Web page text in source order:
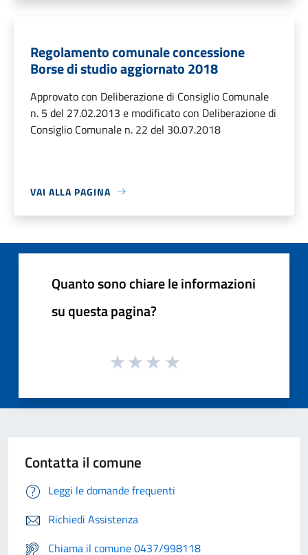
Regolamento comunale concessione
Borse di studio aggiornato 2018
Approvato con Deliberazione di Consiglio Comunale
n. 5 del 27.02.2013 e modificato con Deliberazione di
Consiglio Comunale n. 22 del 30.07.2018
VAI ALLA PAGINA
Quanto sono chiare le informazioni
su questa pagina?
Contatta il comune
Leggi le domande frequenti
Richiedi Assistenza
Chiama il comune 0437/998118